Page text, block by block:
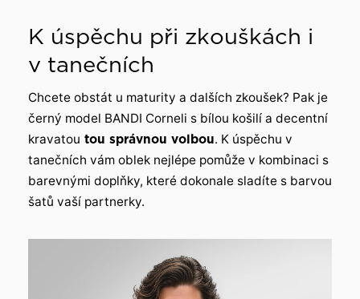
K úspěchu při zkouškách i
v tanečních
Chcete obstát u maturity a dalších zkoušek? Pak je
černý model BANDI Corneli s bílou košilí a decentní
kravatou tou správnou volbou. K úspěchu v
tanečních vám oblek nejlépe pomůže v kombinaci s
barevnými doplňky, které dokonale sladíte s barvou
šatů vaší partnerky.